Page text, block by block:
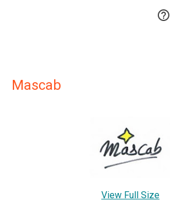

Mascab
View Full Size